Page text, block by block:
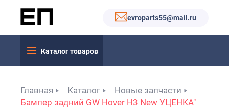
evroparts55@mail.ru
Каталог товаров
Главная Каталог
Новые запчасти
Бампер задний GW Hover H3 New УЦЕНКА"